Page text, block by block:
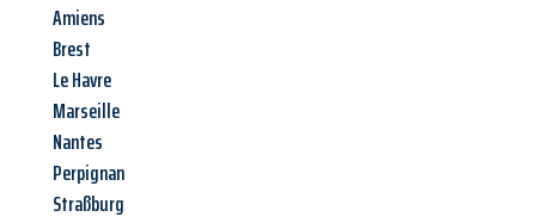
Amiens
Brest
Le Havre
Marseille
Nantes
Perpignan
Straßburg